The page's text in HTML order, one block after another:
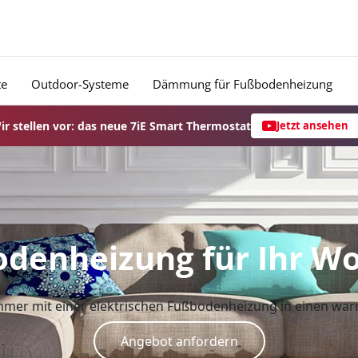
Outdoor-Systeme Dämmung für Fußbodenheizung
stellen vor: das neue 7iE Smart Thermostat Jetzt ansehen
für Ihr
mit einer elektrischen Fußbodenheizung in einen
Angebot anfordern